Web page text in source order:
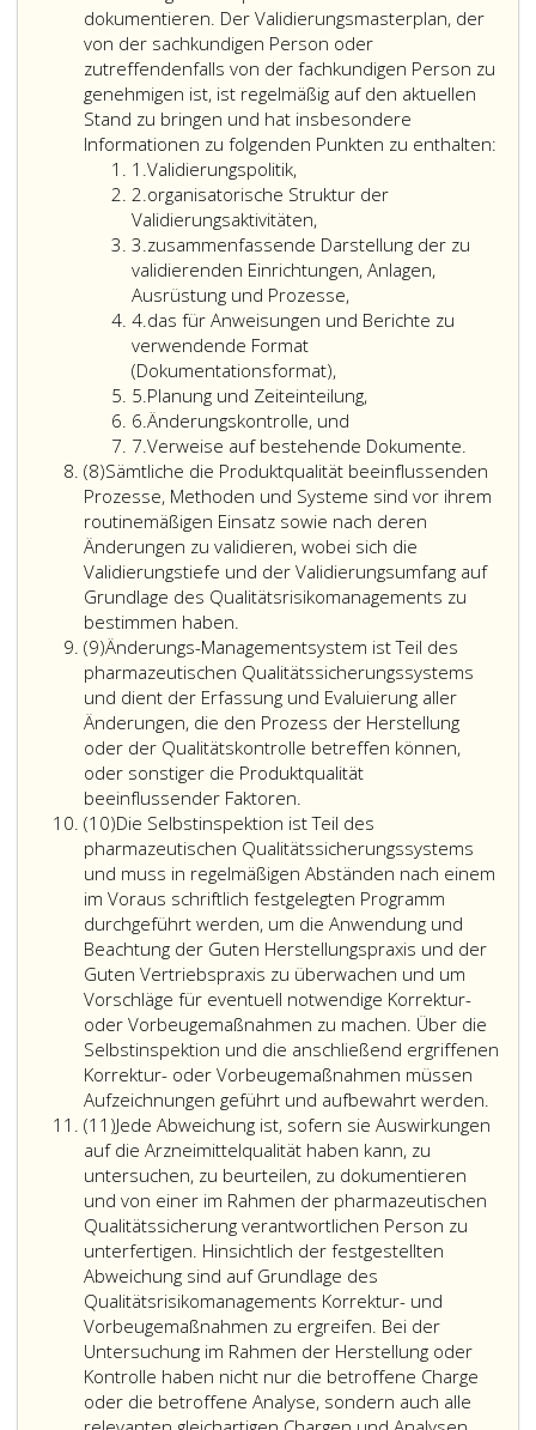
dokumentieren. Der Validierungsmasterplan, der
von der sachkundigen Person oder
zutreffendenfalls von der fachkundigen Person zu
genehmigen ist, ist regelmäßig auf den aktuellen
Stand zu bringen und hat insbesondere
Informationen zu folgenden Punkten zu enthalten:
1.Ziffer
eins
Validierungspolitik,
2.Ziffer
2
organisatorische Struktur der
Validierungsaktivitäten,
3.Ziffer
3
zusammenfassende Darstellung der zu
validierenden Einrichtungen, Anlagen,
Ausrüstung und Prozesse,
4.Ziffer
4
das für Anweisungen und Berichte zu
verwendende Format
(Dokumentationsformat),
5.Ziffer
5
Planung und Zeiteinteilung,
6.Ziffer
6
Änderungskontrolle, und
7.Ziffer
7
Verweise auf bestehende Dokumente.
(8)Absatz
8
Sämtliche die Produktqualität beeinflussenden
Prozesse, Methoden und Systeme sind vor ihrem
routinemäßigen Einsatz sowie nach deren
Änderungen zu validieren, wobei sich die
Validierungstiefe und der Validierungsumfang auf
Grundlage des Qualitätsrisikomanagements zu
bestimmen haben.
(9)Absatz
9
Änderungs-Managementsystem ist Teil des
pharmazeutischen Qualitätssicherungssystems
und dient der Erfassung und Evaluierung aller
Änderungen, die den Prozess der Herstellung
oder der Qualitätskontrolle betreffen können,
oder sonstiger die Produktqualität
beeinflussender Faktoren.
(10)Absatz
10
Die Selbstinspektion ist Teil des
pharmazeutischen Qualitätssicherungssystems
und muss in regelmäßigen Abständen nach einem
im Voraus schriftlich festgelegten Programm
durchgeführt werden, um die Anwendung und
Beachtung der Guten Herstellungspraxis und der
Guten Vertriebspraxis zu überwachen und um
Vorschläge für eventuell notwendige Korrektur-
oder Vorbeugemaßnahmen zu machen. Über die
Selbstinspektion und die anschließend ergriffenen
Korrektur- oder Vorbeugemaßnahmen müssen
Aufzeichnungen geführt und aufbewahrt werden.
(11)Absatz
11
Jede Abweichung ist, sofern sie Auswirkungen
auf die Arzneimittelqualität haben kann, zu
untersuchen, zu beurteilen, zu dokumentieren
und von einer im Rahmen der pharmazeutischen
Qualitätssicherung verantwortlichen Person zu
unterfertigen. Hinsichtlich der festgestellten
Abweichung sind auf Grundlage des
Qualitätsrisikomanagements Korrektur- und
Vorbeugemaßnahmen zu ergreifen. Bei der
Untersuchung im Rahmen der Herstellung oder
Kontrolle haben nicht nur die betroffene Charge
oder die betroffene Analyse, sondern auch alle